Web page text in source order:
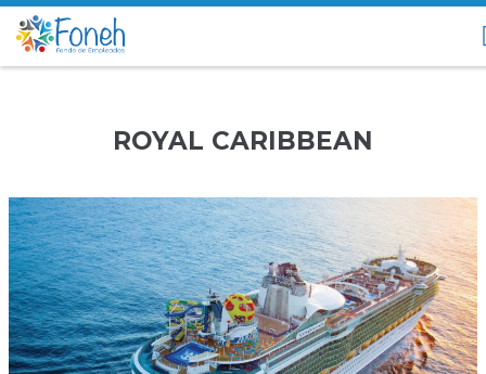
ROYAL CARIBBEAN